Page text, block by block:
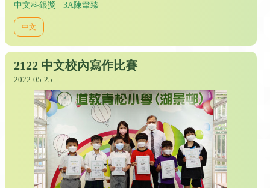
中文科銀獎 3A陳韋臻
中文
2122 中文校內寫作比賽
2022-05-25